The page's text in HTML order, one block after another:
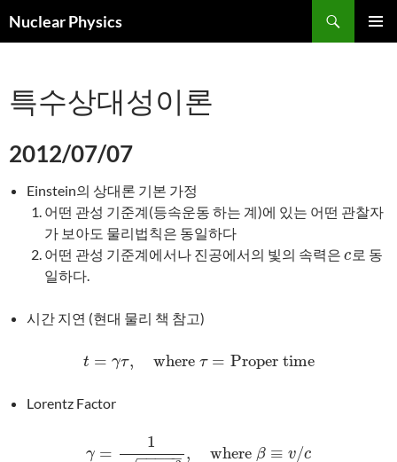
Nuclear Physics
색
로
건
뛰
기
특수상대성이론
2012/07/07
Einstein의 상대론 기본 가정
어떤 관성 기준계(등속운동 하는 계)에 있는 어떤 관찰자
가 보아도 물리법칙은 동일하다
어떤 관성 기준계에서나 진공에서의 빛의 속력은 c
c 로 동
일하다.
시간 지연 (현대 물리 책 참고)
t = γτ, where τ = Proper time
t= whereτ =Proper time
Lorentz Factor
γ =
1
− −
−−− , where β ≡ v/c
γ=11−β2, whereβ≡v /c